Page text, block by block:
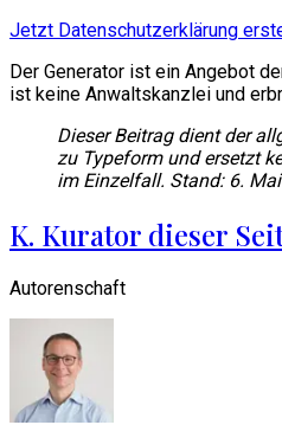
Jetzt Datenschutzerklärung
Der Generator ist ein Angebot
ist keine Anwaltskanzlei und
Dieser Beitrag dient der
zu Typeform und ersetzt
im Einzelfall. Stand: 6.
K. Kurator dieser
Autorenschaft